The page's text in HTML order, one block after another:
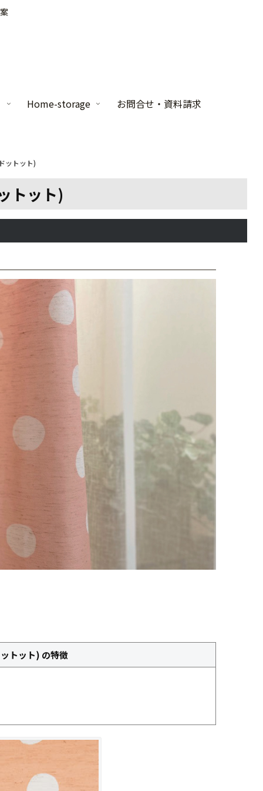
Home-storage お問合せ・資料請求
ットット)
トット)
トット) の特徴